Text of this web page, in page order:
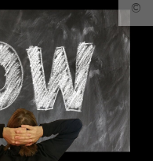
©